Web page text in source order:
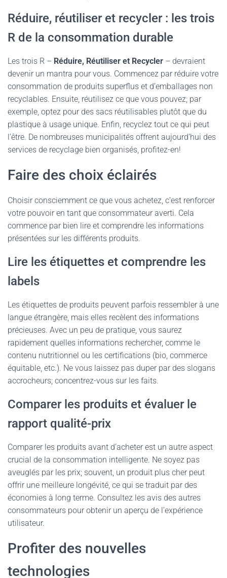
Réduire, réutiliser et recycler : les trois
R de la consommation durable
Les trois R – Réduire, Réutiliser et Recycler – devraient
devenir un mantra pour vous. Commencez par réduire votre
consommation de produits superflus et d’emballages non
recyclables. Ensuite, réutilisez ce que vous pouvez; par
exemple, optez pour des sacs réutilisables plutôt que du
plastique à usage unique. Enfin, recyclez tout ce qui peut
l’être. De nombreuses municipalités offrent aujourd’hui des
services de recyclage bien organisés, profitez-en!
Faire des choix éclairés
Choisir consciemment ce que vous achetez, c’est renforcer
votre pouvoir en tant que consommateur averti. Cela
commence par bien lire et comprendre les informations
présentées sur les différents produits.
Lire les étiquettes et comprendre les
labels
Les étiquettes de produits peuvent parfois ressembler à une
langue étrangère, mais elles recèlent des informations
précieuses. Avec un peu de pratique, vous saurez
rapidement quelles informations rechercher, comme le
contenu nutritionnel ou les certifications (bio, commerce
équitable, etc.). Ne vous laissez pas duper par des slogans
accrocheurs; concentrez-vous sur les faits.
Comparer les produits et évaluer le
rapport qualité-prix
Comparer les produits avant d’acheter est un autre aspect
crucial de la consommation intelligente. Ne soyez pas
aveuglés par les prix; souvent, un produit plus cher peut
offrir une meilleure longévité, ce qui se traduit par des
économies à long terme. Consultez les avis des autres
consommateurs pour obtenir un aperçu de l’expérience
utilisateur.
Profiter des nouvelles
technologies